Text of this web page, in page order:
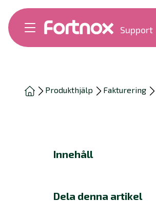
Support
Bokföring
Byt till Fortnox
Support Play
Produkthjälp Fakturering
Innehåll
Dela denna artikel